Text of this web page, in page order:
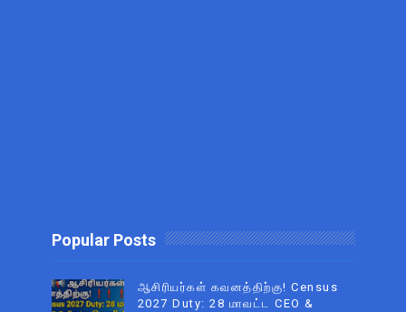
Popular Posts
ஆசிரியர்கள் கவனத்திற்கு! Census
2027 Duty: 28 மாவட்ட CEO &